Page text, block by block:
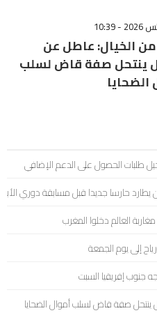
الخيال: عاطل عن
ينتحل صفة قاض لسلب
الضحايا
طلبات الحصول على الدعم الإضافي
يطارد حارسا جديدا قبل مسابقة دوري
إلى يوم الجمعة
جنوب إفريقيا السبت
صفة قاض لسلب أموال الضحايا